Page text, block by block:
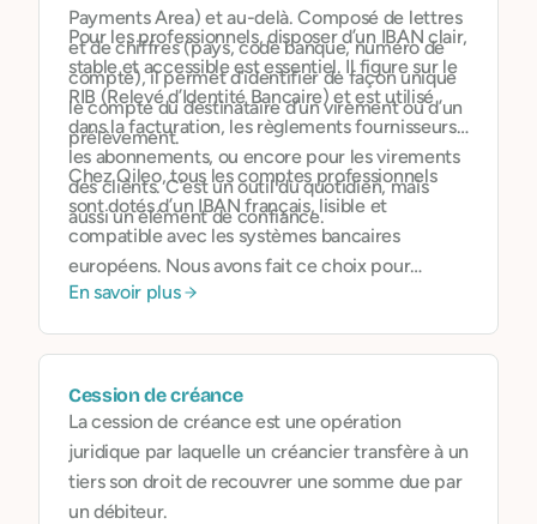
Payments Area) et au-delà. Composé de lettres
et de chiffres (pays, code banque, numéro de
compte), il permet d’identifier de façon unique
le compte du destinataire d’un virement ou d’un
prélèvement.
Pour les professionnels, disposer d’un IBAN clair,
stable et accessible est essentiel. Il figure sur le
RIB (Relevé d’Identité Bancaire) et est utilisé
dans la facturation, les règlements fournisseurs,
les abonnements, ou encore pour les virements
des clients. C’est un outil du quotidien, mais
aussi un élément de confiance.
Chez Qileo, tous les comptes professionnels
sont dotés d’un IBAN français, lisible et
compatible avec les systèmes bancaires
européens. Nous avons fait ce choix pour
simplifier les démarches
interlocuteurs, et fluidifier les échanges de
fonds.
En savoir plus
Cession de créance
La cession de créance est une opération
juridique par laquelle un créancier transfère à un
tiers son droit de recouvrer une somme due par
un débiteur.